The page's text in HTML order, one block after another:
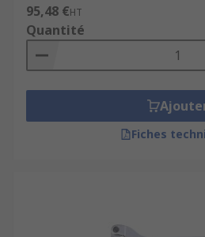
95,48 €HT
Quantité
Fiches